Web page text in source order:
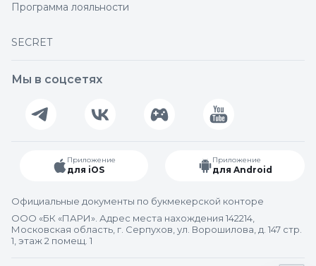
Программа лояльности
SECRET
Мы в соцсетях
Приложение
для iOS
Приложение
для Android
Официальные документы по букмекерской конторе
ООО «БК «ПАРИ». Адрес места нахождения 142214,
Московская область, г. Серпухов, ул. Ворошилова, д. 147 стр.
1, этаж 2 помещ. 1